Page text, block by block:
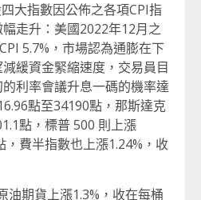
大指數因公佈之各項CPI指
走升：美國2022年12月之
5.7%，市場認為通膨在下
緩資金緊縮速度，交易員目
利率會議升息一碼的機率達
點至34190點，那斯達克
點，標普 500 則上漲
，費半指數也上漲1.24%，收
油期貨上漲1.3%，收在每桶